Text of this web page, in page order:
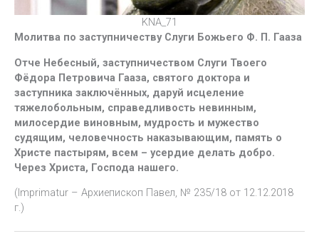
KNA_71
Молитва по заступничеству Слуги Божьего Ф. П. Гааза
Отче Небесный, заступничеством Слуги Твоего
Фёдора Петровича Гааза, святого доктора и
заступника заключённых, даруй исцеление
тяжелобольным, справедливость невинным,
милосердие виновным, мудрость и мужество
судящим, человечность наказывающим, память о
Христе пастырям, всем – усердие делать добро.
Через Христа, Господа нашего.
(Imprimatur – Архиепископ Павел, № 235/18 от 12.12.2018
г.)